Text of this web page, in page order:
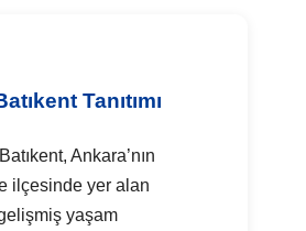
Tanıtımı
Ankara’nın
ilçesinde yer alan
yaşam